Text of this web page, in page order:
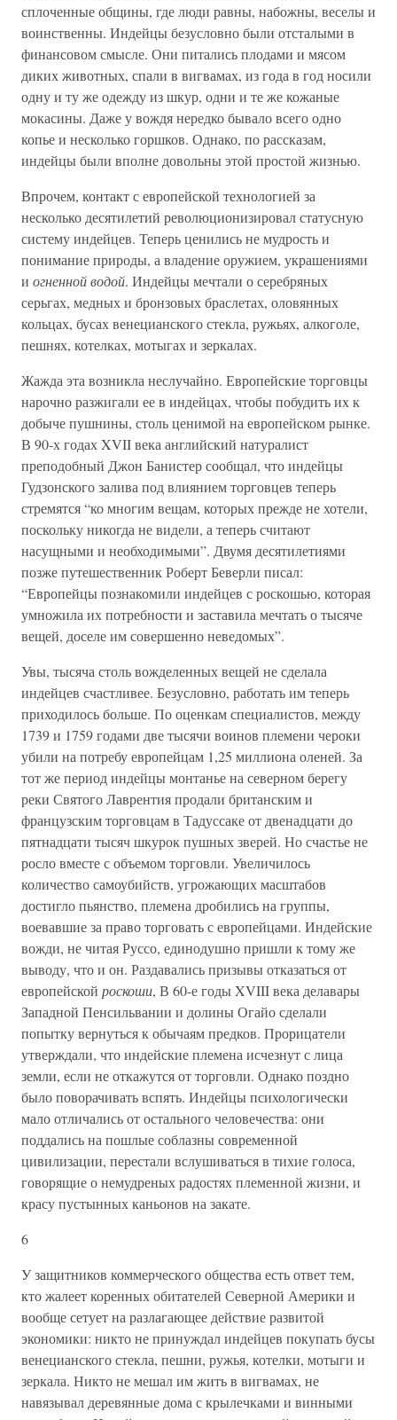
сплоченные общины, где люди равны, набожны, веселы и
воинственны. Индейцы безусловно были отсталыми в
финансовом смысле. Они питались плодами и мясом
диких животных, спали в вигвамах, из года в год носили
одну и ту же одежду из шкур, одни и те же кожаные
мокасины. Даже у вождя нередко бывало всего одно
копье и несколько горшков. Однако, по рассказам,
индейцы были вполне довольны этой простой жизнью.
Впрочем, контакт с европейской технологией за
несколько десятилетий революционизировал статусную
систему индейцев. Теперь ценились не мудрость и
понимание природы, а владение оружием, украшениями
и огненной водой. Индейцы мечтали о серебряных
серьгах, медных и бронзовых браслетах, оловянных
кольцах, бусах венецианского стекла, ружьях, алкоголе,
пешнях, котелках, мотыгах и зеркалах.
Жажда эта возникла неслучайно. Европейские торговцы
нарочно разжигали ее в индейцах, чтобы побудить их к
добыче пушнины, столь ценимой на европейском рынке.
В 90-х годах XVII века английский натуралист
преподобный Джон Банистер сообщал, что индейцы
Гудзонского залива под влиянием торговцев теперь
стремятся “ко многим вещам, которых прежде не хотели,
поскольку никогда не видели, а теперь считают
насущными и необходимыми”. Двумя десятилетиями
позже путешественник Роберт Беверли писал:
“Европейцы познакомили индейцев с роскошью, которая
умножила их потребности и заставила мечтать о тысяче
вещей, доселе им совершенно неведомых”.
Увы, тысяча столь вожделенных вещей не сделала
индейцев счастливее. Безусловно, работать им теперь
приходилось больше. По оценкам специалистов, между
1739 и 1759 годами две тысячи воинов племени чероки
убили на потребу европейцам 1,25 миллиона оленей. За
тот же период индейцы монтанье на северном берегу
реки Святого Лаврентия продали британским и
французским торговцам в Тадуссаке от двенадцати до
пятнадцати тысяч шкурок пушных зверей. Но счастье не
росло вместе с объемом торговли. Увеличилось
количество самоубийств, угрожающих масштабов
достигло пьянство, племена дробились на группы,
воевавшие за право торговать с европейцами. Индейские
вожди, не читая Руссо, единодушно пришли к тому же
выводу, что и он. Раздавались призывы отказаться от
европейской роскоши, В 60-е годы XVIII века делавары
Западной Пенсильвании и долины Огайо сделали
попытку вернуться к обычаям предков. Прорицатели
утверждали, что индейские племена исчезнут с лица
земли, если не откажутся от торговли. Однако поздно
было поворачивать вспять. Индейцы психологически
мало отличались от остального человечества: они
поддались на пошлые соблазны современной
цивилизации, перестали вслушиваться в тихие голоса,
говорящие о немудреных радостях племенной жизни, и
красу пустынных каньонов на закате.
6
У защитников коммерческого общества есть ответ тем,
кто жалеет коренных обитателей Северной Америки и
вообще сетует на разлагающее действие развитой
экономики: никто не принуждал индейцев покупать бусы
венецианского стекла, пешни, ружья, котелки, мотыги и
зеркала. Никто не мешал им жить в вигвамах, не
навязывал деревянные дома с крылечками и винными